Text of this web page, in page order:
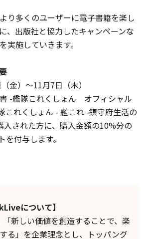
り多くのユーザーに電子書籍を楽し
、出版社と協力したキャンペーンな
実施していきます。
金）～11月7日（木）
-艦隊これくしょん オフィシャル
これくしょん - 艦これ -鎮守府生活の
入された方に、購入金額の10%分の
付与します。
について】
新しい価値を創造することで、楽
る」を企業理念とし、トッパング